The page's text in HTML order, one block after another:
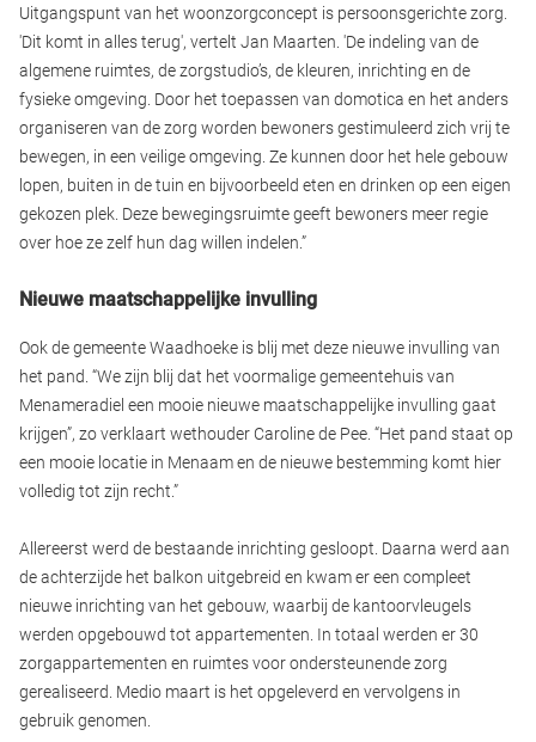
Uitgangspunt van het woonzorgconcept is persoonsgerichte zorg.
'Dit komt in alles terug', vertelt Jan Maarten. 'De indeling van de
algemene ruimtes, de zorgstudio’s, de kleuren, inrichting en de
fysieke omgeving. Door het toepassen van domotica en het anders
organiseren van de zorg worden bewoners gestimuleerd zich vrij te
bewegen, in een veilige omgeving. Ze kunnen door het hele gebouw
lopen, buiten in de tuin en bijvoorbeeld eten en drinken op een eigen
gekozen plek. Deze bewegingsruimte geeft bewoners meer regie
over hoe ze zelf hun dag willen indelen.”
Nieuwe maatschappelijke invulling
Ook de gemeente Waadhoeke is blij met deze nieuwe invulling van
het pand. “We zijn blij dat het voormalige gemeentehuis van
Menameradiel een mooie nieuwe maatschappelijke invulling gaat
krijgen”, zo verklaart wethouder Caroline de Pee. “Het pand staat op
een mooie locatie in Menaam en de nieuwe bestemming komt hier
volledig tot zijn recht.”
Allereerst werd de bestaande inrichting gesloopt. Daarna werd aan
de achterzijde het balkon uitgebreid en kwam er een compleet
nieuwe inrichting van het gebouw, waarbij de kantoorvleugels
werden opgebouwd tot appartementen. In totaal werden er 30
zorgappartementen en ruimtes voor ondersteunende zorg
gerealiseerd. Medio maart is het opgeleverd en vervolgens in
gebruik genomen.